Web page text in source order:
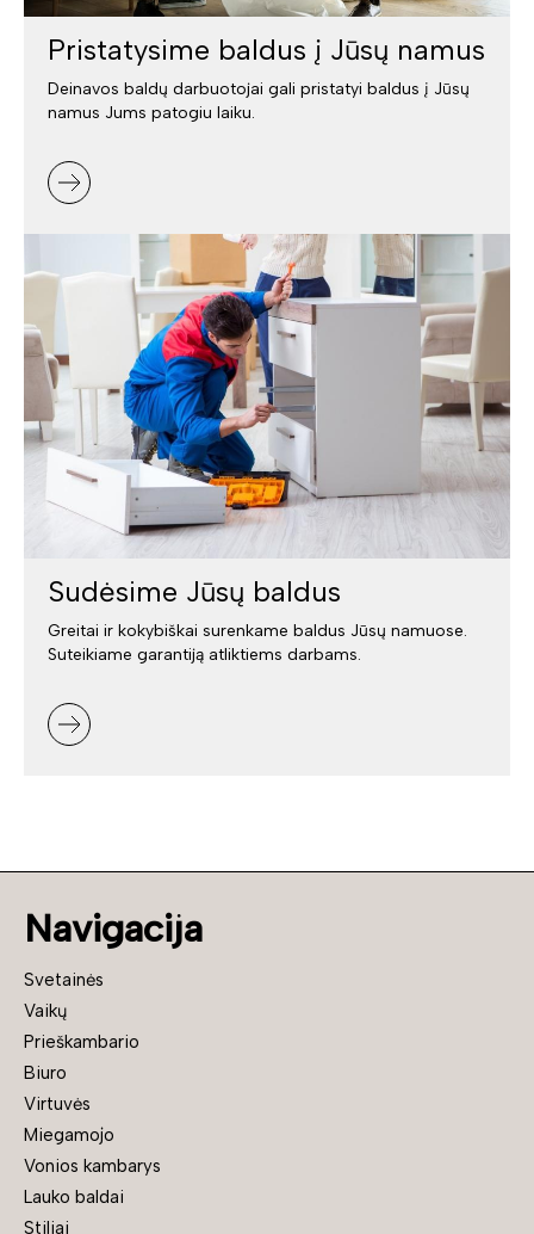
Pristatysime baldus į Jūsų namus
Deinavos baldų darbuotojai gali pristatyi baldus į Jūsų
namus Jums patogiu laiku.
Sudėsime Jūsų baldus
Greitai ir kokybiškai surenkame baldus Jūsų namuose.
Suteikiame garantiją atliktiems darbams.
Navigacija
Svetainės
Vaikų
Prieškambario
Biuro
Virtuvės
Miegamojo
Vonios kambarys
Lauko baldai
Stiliai